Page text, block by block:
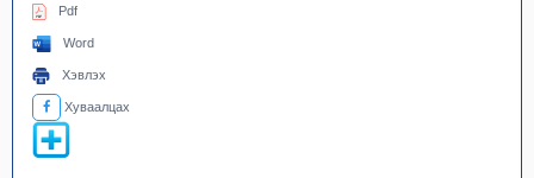
Pdf
Word
Хэвлэх
Хуваалцах